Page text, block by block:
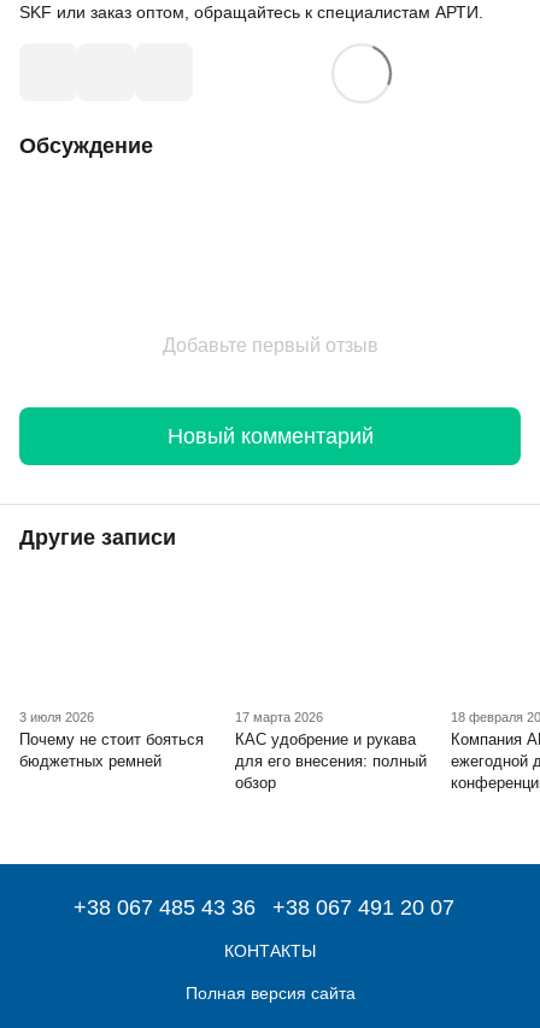
SKF или заказ оптом, обращайтесь к специалистам АРТИ.
Обсуждение
Добавьте первый отзыв
Новый комментарий
Другие записи
3 июля 2026
Почему не стоит бояться
бюджетных ремней
17 марта 2026
КАС удобрение и рукава
для его внесения: полный
обзор
18 февраля
Компания
ежегодной
+38 067 485 43 36 +38 067 491 20 07
КОНТАКТЫ
Полная версия сайта